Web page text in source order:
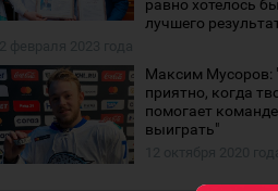
равно хотелось бы
лучшего
Максим Мусоров:
приятно, когда
помогает команде
выиграть"